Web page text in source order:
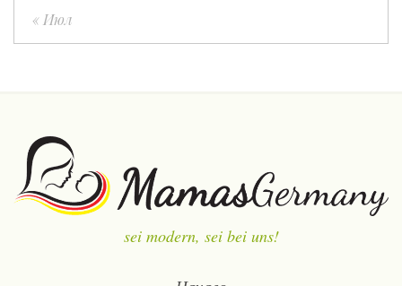
« Июл
sei modern, sei bei uns!